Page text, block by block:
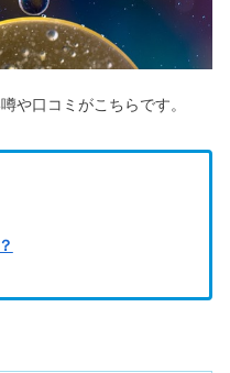
や口コミがこちらです。